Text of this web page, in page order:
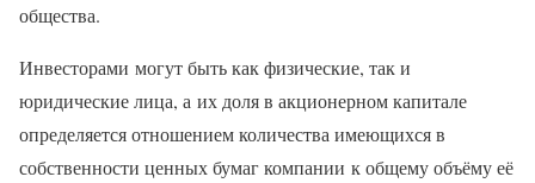
общества.
Инвесторами могут быть как физические, так и
юридические лица, а их доля в акционерном капитале
определяется отношением количества имеющихся в
собственности ценных бумаг компании к общему объёму её